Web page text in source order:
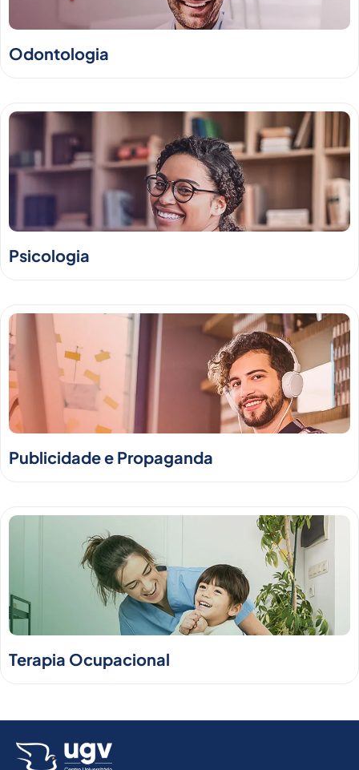
Odontologia
Psicologia
Publicidade e Propaganda
Terapia Ocupacional